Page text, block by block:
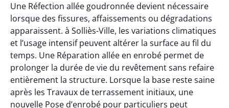
Une Réfection allée goudronnée devient nécessaire
lorsque des fissures, affaissements ou dégradations
apparaissent. à Solliès-Ville, les variations climatiques
et l’usage intensif peuvent altérer la surface au fil du
temps. Une Réparation allée en enrobé permet de
prolonger la durée de vie du revêtement sans refaire
entièrement la structure. Lorsque la base reste saine
après les Travaux de terrassement initiaux, une
nouvelle Pose d’enrobé pour particuliers peut